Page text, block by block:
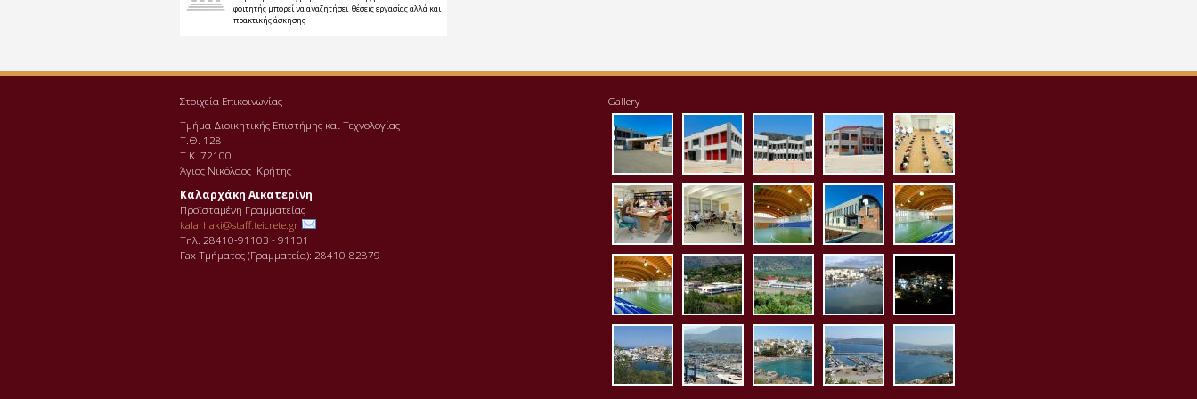
φοιτητής μπορεί να αναζητήσει θέσεις εργασίας αλλά και
πρακτικής άσκησης
Στοιχεία Επικοινωνίας
Τμήμα Διοικητικής Επιστήμης και Τεχνολογίας
Τ.Θ. 128
Τ.Κ. 72100
Άγιος Νικόλαος Κρήτης
Καλαρχάκη Αικατερίνη
Προϊσταμένη Γραμματείας
kalarhaki@staff.teicrete.gr
Τηλ. 28410-91103 - 91101
Fax Τµήµατος (Γραµµατεία): 28410-82879
Gallery
eisodos.jpgktirio1.jpgapo_proaylio.jpg
aith_pollaplon_ex.jpg
aith_pollaplon_es.jpg
vivliothiki.jpg
ergastirio1.jpg
kleisto_es1.jpg
kleisto_ex1.jpg
kleisto_es2.jpg
kleisto_es3.jpg
panorama1.jpg
panorama2.jpg
limnh5.jpgp1020026.jpg
p1020081.jpg
p1020083.jpg
p1020084.jpg
p1020085.jpgp1020086.jpg